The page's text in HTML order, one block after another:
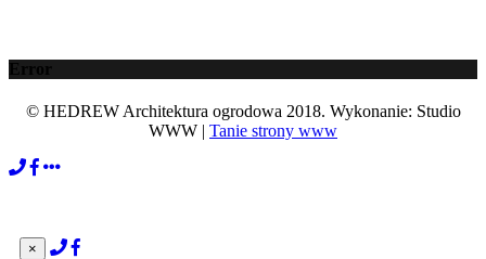
Error
© HEDREW Architektura ogrodowa 2018. Wykonanie: Studio
WWW | Tanie strony www
×